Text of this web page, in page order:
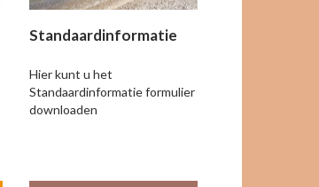
Standaardinformatie
Hier kunt u het
Standaardinformatie formulier
downloaden